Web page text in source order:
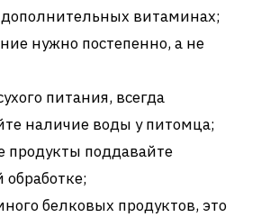
витаминах;
нужно постепенно, а не
питания, всегда
наличие воды у питомца;
продукты поддавайте
обработке;
белковых продуктов, это